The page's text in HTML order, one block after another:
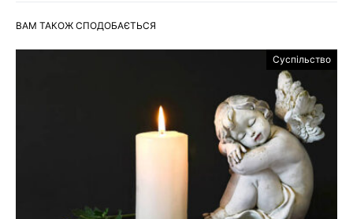
ВАМ ТАКОЖ СПОДОБАЄТЬСЯ
Суспільство